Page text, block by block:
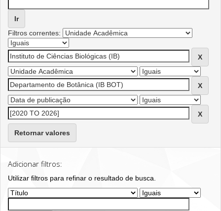
Filtros correntes:
Retornar valores
Adicionar filtros:
Utilizar filtros para refinar o resultado de busca.